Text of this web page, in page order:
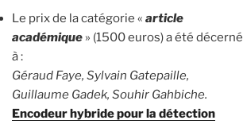
Le prix de la catégorie « article
académique » (1500 euros) a été décerné
à :
Géraud Faye, Sylvain Gatepaille,
Guillaume Gadek, Souhir Gahbiche.
Encodeur hybride pour la détection